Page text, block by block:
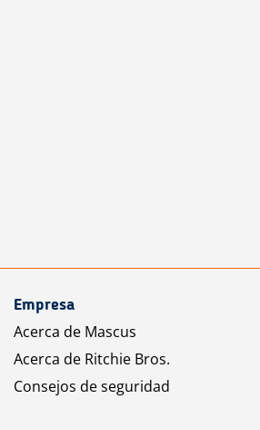
Empresa
Acerca de Mascus
Acerca de Ritchie Bros.
Consejos de seguridad